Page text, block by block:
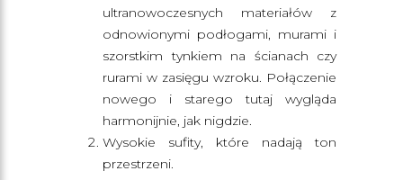
ultranowoczesnych materiałów z
odnowionymi podłogami, murami i
szorstkim tynkiem na ścianach czy
rurami w zasięgu wzroku. Połączenie
nowego i starego tutaj wygląda
harmonijnie, jak nigdzie.
Wysokie sufity, które nadają ton
przestrzeni.